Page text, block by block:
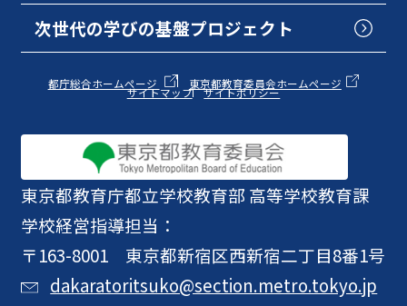
東京都教育庁都立学校教育部 高等学校教育課
学校経営指導担当：
〒163-8001 東京都新宿区西新宿二丁目8番1号
dakaratoritsuko@section.metro.tokyo.jp
次世代の学びの基盤プロジェクト
都庁総合ホームページ 東京都教育委員会ホームページ
サイトマップ サイトポリシー